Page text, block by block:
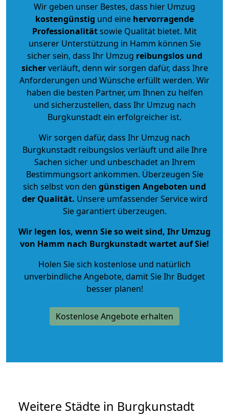
Wir geben unser Bestes, dass hier Umzug
kostengünstig und eine hervorragende
Professionalitätsowie Qualität bietet. Mit
unserer Unterstützung in Hamm können Sie
sicher sein, dass Ihr Umzug reibungslos und
sicherverläuft, denn wir sorgen dafür, dass Ihre
Anforderungen und Wünsche erfüllt werden. Wir
haben die besten Partner, um Ihnen zu helfen
und sicherzustellen, dass Ihr Umzug nach
Burgkunstadt ein erfolgreicher ist.
Wir sorgen dafür, dass Ihr Umzug nach
Burgkunstadt reibungslos verläuft und alle Ihre
Sachen sicher und unbeschadet an Ihrem
Bestimmungsort ankommen. Überzeugen Sie
sich selbst von den günstigen Angeboten und
der Qualität. Unsere umfassender Service wird
Sie garantiert überzeugen.
Wir legen los, wenn Sie so weit sind, Ihr Umzug
von Hamm nach Burgkunstadt wartet auf Sie!
Holen Sie sich kostenlose und natürlich
unverbindliche Angebote, damit Sie Ihr Budget
besser planen!
Kostenlose Angebote erhalten
Weitere Städte in Burgkunstadt